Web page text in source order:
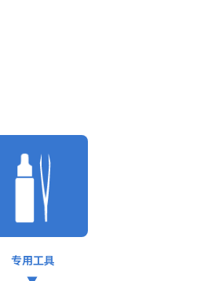
专用工具